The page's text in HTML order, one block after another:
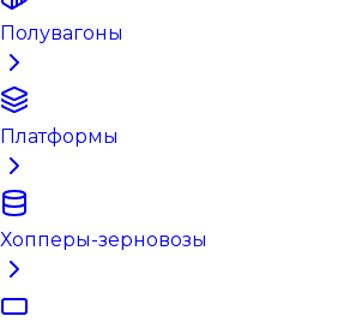
Полувагоны
Платформы
Хопперы-зерновозы